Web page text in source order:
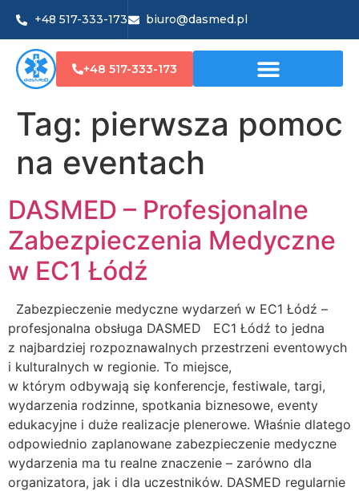
+48 517-333-173 biuro@dasmed.pl
+48 517-333-173
Tag: pierwsza pomoc
na eventach
DASMED – Profesjonalne
Zabezpieczenia Medyczne
w EC1 Łódź
Zabezpieczenie medyczne wydarzeń w EC1 Łódź –
profesjonalna obsługa DASMED EC1 Łódź to jedna
z najbardziej rozpoznawalnych przestrzeni eventowych
i kulturalnych w regionie. To miejsce,
w którym odbywają się konferencje, festiwale, targi,
wydarzenia rodzinne, spotkania biznesowe, eventy
edukacyjne i duże realizacje plenerowe. Właśnie dlatego
odpowiednio zaplanowane zabezpieczenie medyczne
wydarzenia ma tu realne znaczenie – zarówno dla
organizatora, jak i dla uczestników. DASMED regularnie